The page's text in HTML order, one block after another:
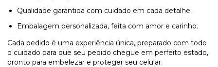
Qualidade garantida com cuidado em cada detalhe.
Embalagem personalizada, feita com amor e carinho.
Cada pedido é uma experiência única, preparado com todo
o cuidado para que seu pedido chegue em perfeito estado,
pronto para embelezar e proteger seu celular.